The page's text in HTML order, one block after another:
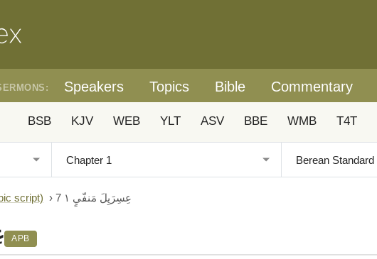
Speakers Topics Bible Commentary
BSB KJV WEB YLT ASV BBE WMB T4T
script) › عِسِرَيِلَ مَنفّيٍ ١ 7
APB